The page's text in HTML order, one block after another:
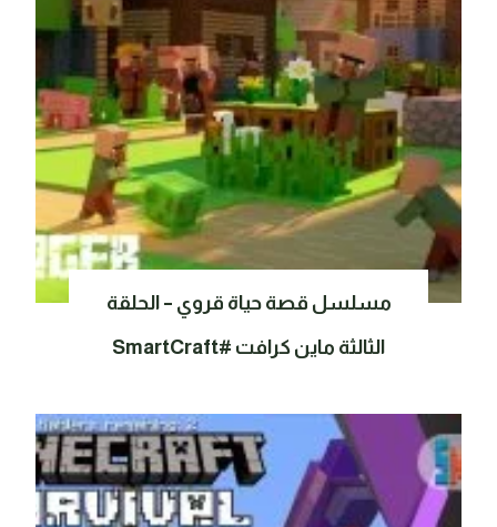
مسلسل قصة حياة قروي – الحلقة
الثالثة ماين كرافت #SmartCraft